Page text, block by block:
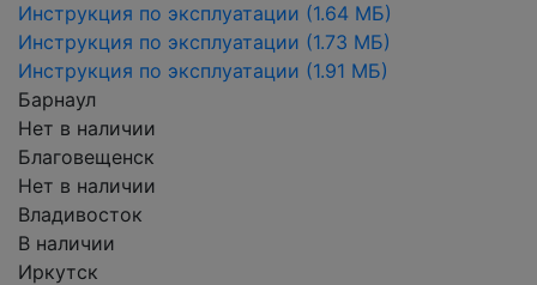
Инструкция по эксплуатации (1.64 МБ)
Инструкция по эксплуатации (1.73 МБ)
Инструкция по эксплуатации (1.91 МБ)
Барнаул
Нет в наличии
Благовещенск
Нет в наличии
Владивосток
В наличии
Иркутск